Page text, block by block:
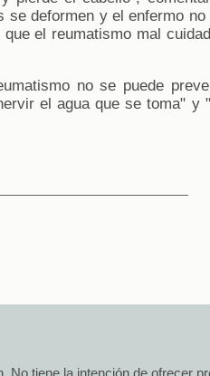
deformen y el enfermo
el reumatismo mal
no se puede
el agua que se toma" y